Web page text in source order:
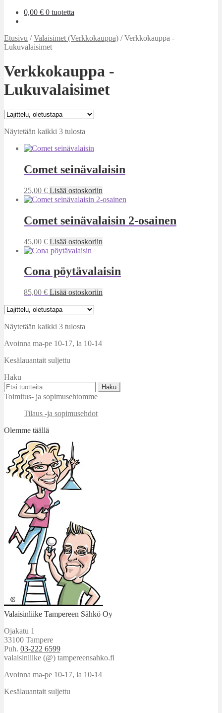
0,00 € 0 tuotetta
Etusivu /Valaisimet (Verkkokauppa) /Verkkokauppa -
Lukuvalaisimet
Verkkokauppa -
Lukuvalaisimet
Näytetään kaikki 3 tulosta
Comet seinävalaisin
25,00 € Lisää ostoskoriin
Comet seinävalaisin 2-osainen
45,00 € Lisää ostoskoriin
Cona pöytävalaisin
85,00 € Lisää ostoskoriin
Näytetään kaikki 3 tulosta
Avoinna ma-pe 10-17, la 10-14
Kesälauantait suljettu
Haku
Etsi:
Haku
Toimitus- ja sopimusehtomme
Tilaus -ja sopimusehdot
Olemme täällä
Valaisinliike Tampereen Sähkö Oy
Ojakatu 1
33100 Tampere
Puh. 03-222 6599
valaisinliike (@) tampereensahko.fi
Avoinna ma-pe 10-17, la 10-14
Kesälauantait suljettu